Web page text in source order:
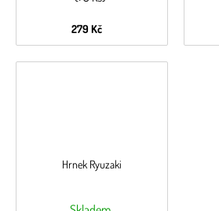
279 Kč
Hrnek Ryuzaki